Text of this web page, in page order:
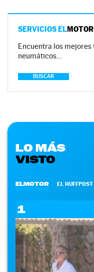
SERVICIOS ELMOTOR
Encuentra los
neumáticos…
BUSCAR
LO MÁS
VISTO
ELMOTOR EL HUFFPOST
1